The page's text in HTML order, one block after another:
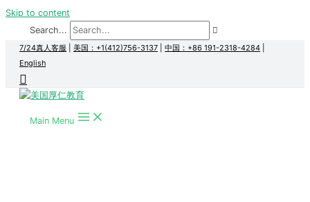
Skip to content
Search...
7/24真人客服 美国：+1(412)756-3137 中国：+86 191-2318-4284
English
Main Menu